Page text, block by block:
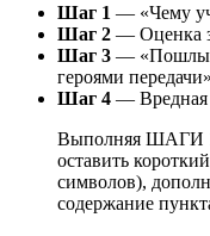
Шаг 1 — «Чему
Шаг 2 — Оценка
Шаг 3 —
героями передачи»
Шаг 4 — Вредная
Выполняя ШАГИ
оставить
символов),
содержание